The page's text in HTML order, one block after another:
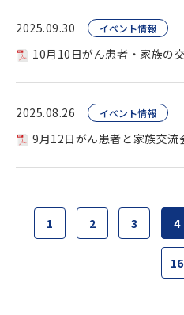
2025.09.30 イベント情報
10月10日がん患者・家族の交流
2025.08.26 イベント情報
9月12日がん患者と家族交流会（
1 2 3 4
16